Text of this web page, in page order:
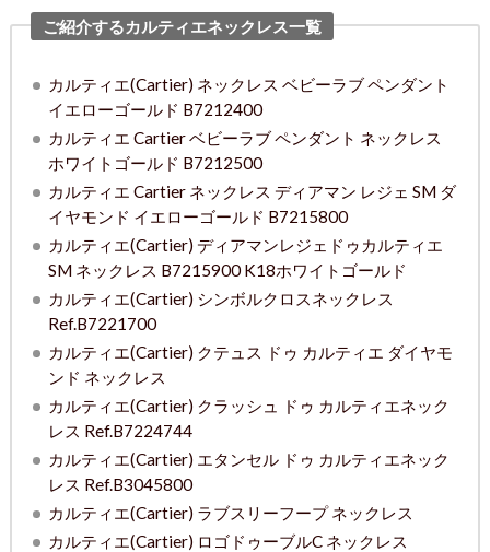
ご紹介するカルティエネックレス一覧
カルティエ(Cartier) ネックレス ベビーラブ ペンダント
イエローゴールド B7212400
カルティエ Cartier ベビーラブ ペンダント ネックレス
ホワイトゴールド B7212500
カルティエ Cartier ネックレス ディアマン レジェ SM ダ
イヤモンド イエローゴールド B7215800
カルティエ(Cartier) ディアマンレジェドゥカルティエ
SM ネックレス B7215900 K18ホワイトゴールド
カルティエ(Cartier) シンボルクロスネックレス
Ref.B7221700
カルティエ(Cartier) クテュス ドゥ カルティエ ダイヤモ
ンド ネックレス
カルティエ(Cartier) クラッシュ ドゥ カルティエネック
レス Ref.B7224744
カルティエ(Cartier) エタンセル ドゥ カルティエネック
レス Ref.B3045800
カルティエ(Cartier) ラブスリーフープ ネックレス
カルティエ(Cartier) ロゴドゥーブルC ネックレス